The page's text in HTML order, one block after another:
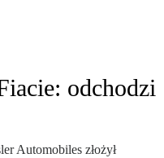
odchodzi
Automobiles złożył